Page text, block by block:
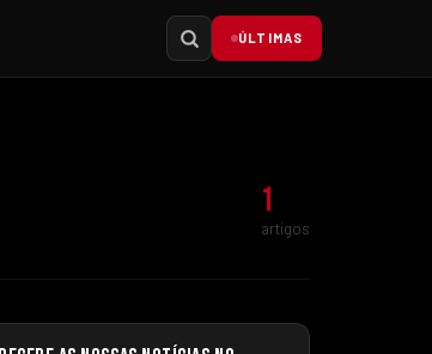
ÚLTIMAS
1
artigos